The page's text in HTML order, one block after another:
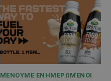
ΜΈΝΟΥΜΕ ΕΝΗΜΕΡΩΜΈΝΟΙ